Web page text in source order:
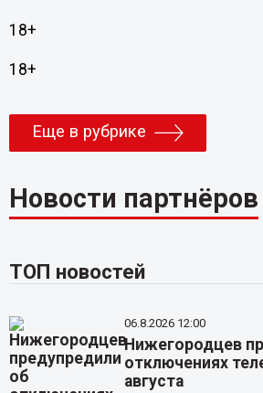
18+
18+
Еще в рубрике
Новости партнёров
ТОП новостей
06.8.2026 12:00
Нижегородцев
отключениях
августа